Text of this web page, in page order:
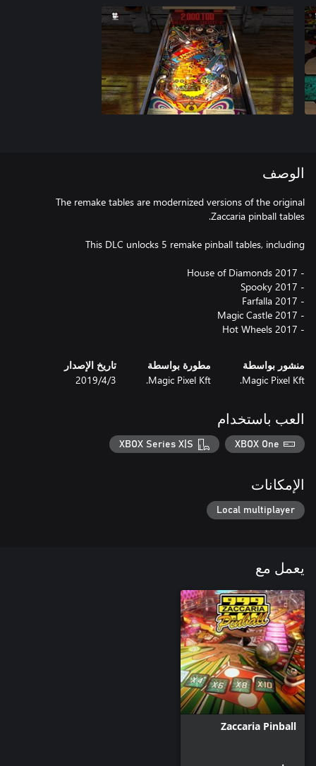
الوصف
The remake tables are modernized versions of the original
- Hot Wheels 2017
منشور بواسطة
Magic Pixel Kft.
مطورة بواسطة
Magic Pixel Kft.
تاريخ الإصدار
3‏/4‏/2019
العب باستخدام
XBOX One
XBOX Series X|S
الإمكانات
Local multiplayer
يعمل مع
Zaccaria Pinball